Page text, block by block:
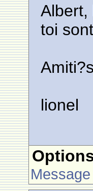
Albert,
toi
Amiti?s
lionel
Message